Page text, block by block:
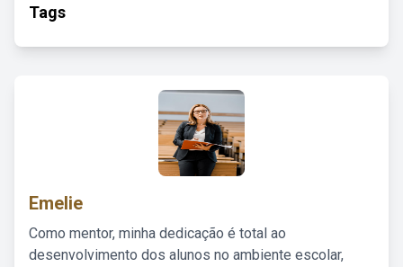
Tags
Emelie
Como mentor, minha dedicação é total ao
desenvolvimento dos alunos no ambiente escolar,